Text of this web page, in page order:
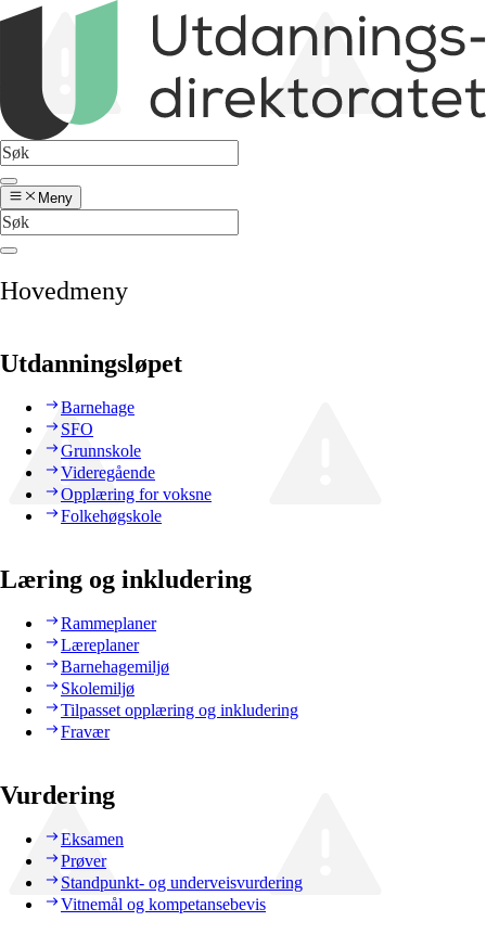
Meny
Hovedmeny
Utdanningsløpet
Barnehage
SFO
Grunnskole
Videregående
Opplæring for voksne
Folkehøgskole
Læring og inkludering
Rammeplaner
Læreplaner
Barnehagemiljø
Skolemiljø
Tilpasset opplæring og inkludering
Fravær
Vurdering
Eksamen
Prøver
Standpunkt- og underveisvurdering
Vitnemål og kompetansebevis